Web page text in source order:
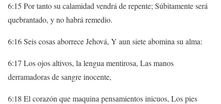
6:15 Por tanto su calamidad vendrá de repente; Súbitamente será
quebrantado, y no habrá remedio.
6:16 Seis cosas aborrece Jehová, Y aun siete abomina su alma:
6:17 Los ojos altivos, la lengua mentirosa, Las manos
derramadoras de sangre inocente,
6:18 El corazón que maquina pensamientos inicuos, Los pies